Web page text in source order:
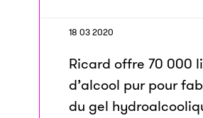
18 03 2020
Ricard offre 70 000
d’alcool pur pour
du gel